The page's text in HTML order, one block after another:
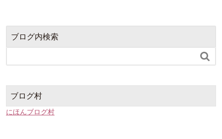
ブログ内検索

ブログ村
にほんブログ村